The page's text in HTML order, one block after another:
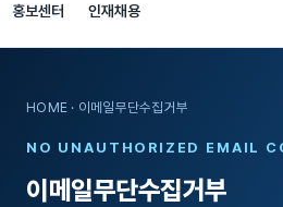
홍보센터 인재채용
HOME · 이메일무단수집거부
NO UNAUTHORIZED EMAIL
이메일무단수집거부